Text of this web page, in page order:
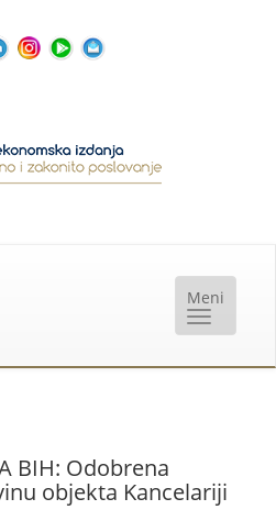
BIH: Odobrena
objekta Kancelariji